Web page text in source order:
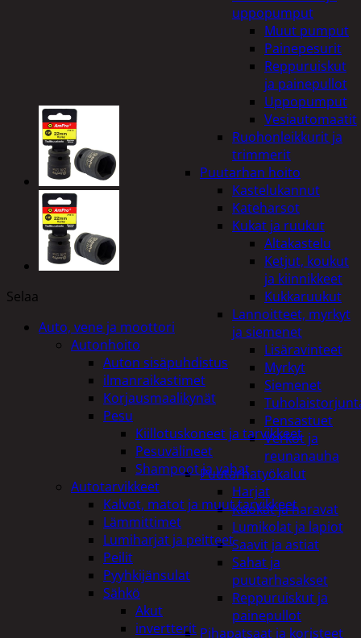
uppopumput
Muut pumput
Painepesurit
Reppuruiskut
ja painepullot
Uppopumput
Vesiautomaatit
Ruohonleikkurit ja
trimmerit
Puutarhan hoito
Kastelukannut
Kateharsot
Kukat ja ruukut
Altakastelu
Ketjut, koukut
ja kiinnikkeet
Kukkaruukut
Lannoitteet, myrkyt
ja siemenet
Lisäravinteet
Myrkyt
Siemenet
Pensastuet
Verkot ja
reunanauha
Puutarhatyökalut
Harjat
Kuokat ja haravat
Lumikolat ja lapiot
Saavit ja astiat
Sahat ja
puutarhasakset
Reppuruiskut ja
painepullot
Pihapatsaat ja koristeet
Selaa
Auto, vene ja moottori
Autonhoito
Auton sisäpuhdistus
ilmanraikastimet
Korjausmaalikynät
Pesu
Kiillotuskoneet ja tarvikkeet
Pesuvälineet
Shampoot ja vahat
Autotarvikkeet
Kalvot, matot ja muut tarvikkeet
Lämmittimet
Lumiharjat ja peitteet
Peilit
Pyyhkijänsulat
Sähkö
Akut
invertterit